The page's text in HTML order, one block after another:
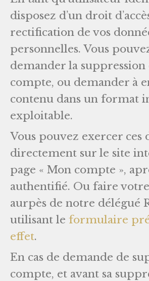
disposez d’un droit
rectification de vos
personnelles. Vous
demander la suppression
compte, ou demander à
contenu dans un format
exploitable.
Vous pouvez exercer ces
directement sur le site
page « Mon compte »,
authentifié. Ou faire
aurpès de notre délégué
utilisant le formulaire
effet.
En cas de demande de
compte, et avant sa